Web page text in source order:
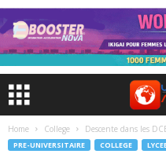
Home College Descente dans les
PRE-UNIVERSITAIRE COLLEGE